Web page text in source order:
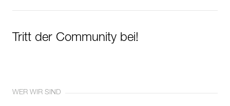
Tritt der Community bei!
WER WIR SIND